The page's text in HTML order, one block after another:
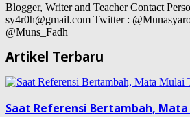
Blogger, Writer and Teacher Contact
sy4r0h@gmail.com Twitter :
@Muns_Fadh
Artikel Terbaru
Saat Referensi Bertambah,